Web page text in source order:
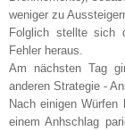
weniger zu
Folglich stellte sich
Fehler heraus.
Am nächsten Tag
anderen Strategie -
Nach einigen
einem Anhschlag